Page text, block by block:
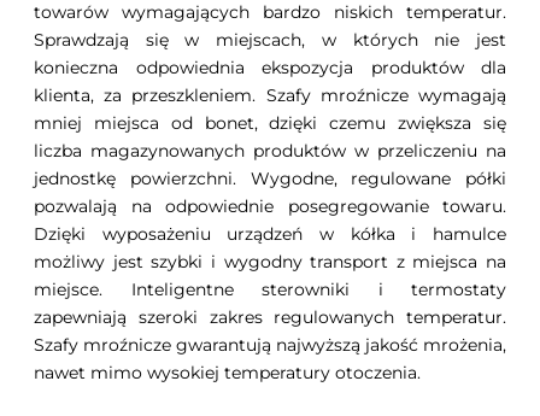
towarów wymagających bardzo niskich temperatur.
Sprawdzają się w miejscach, w których nie jest
konieczna odpowiednia ekspozycja produktów dla
klienta, za przeszkleniem. Szafy mroźnicze wymagają
mniej miejsca od bonet, dzięki czemu zwiększa się
liczba magazynowanych produktów w przeliczeniu na
jednostkę powierzchni. Wygodne, regulowane półki
pozwalają na odpowiednie posegregowanie towaru.
Dzięki wyposażeniu urządzeń w kółka i hamulce
możliwy jest szybki i wygodny transport z miejsca na
miejsce. Inteligentne sterowniki i termostaty
zapewniają szeroki zakres regulowanych temperatur.
Szafy mroźnicze gwarantują najwyższą jakość mrożenia,
nawet mimo wysokiej temperatury otoczenia.